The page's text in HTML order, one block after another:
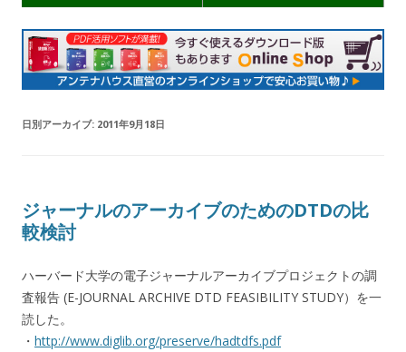
日別アーカイブ: 2011年9月18日
ジャーナルのアーカイブのためのDTDの比
較検討
ハーバード大学の電子ジャーナルアーカイブプロジェクトの調
査報告 (E-JOURNAL ARCHIVE DTD FEASIBILITY STUDY）を一
読した。
・ http://www.diglib.org/preserve/hadtdfs.pdf